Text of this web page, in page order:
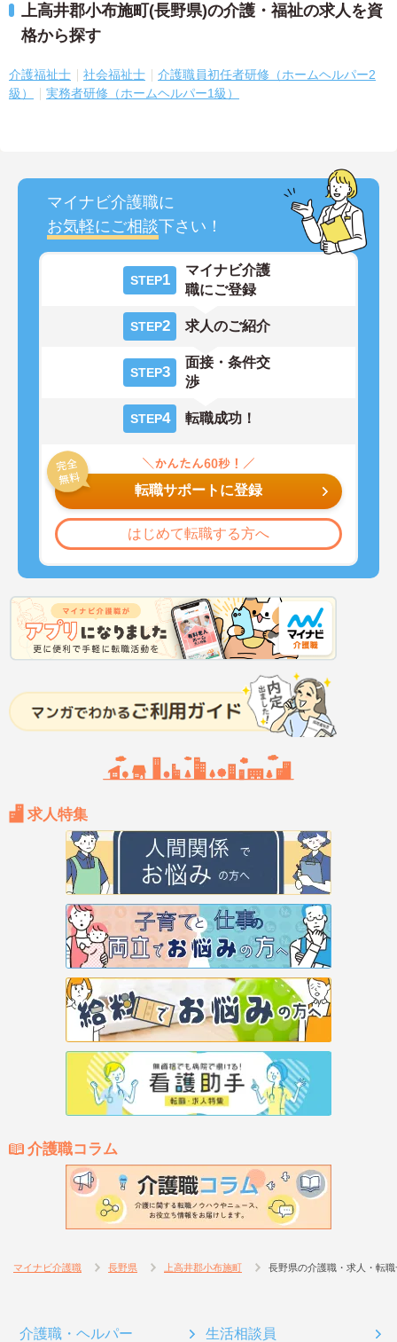
上高井郡小布施町(長野県)の介護・福祉の求人を資
格から探す
介護福祉士 社会福祉士
介護職員初任者研修（ホームヘルパー2
級）
実務者研修（ホームヘルパー1級）
マイナビ介護職に
お気軽にご相談下さい！
STEP1
マイナビ介護
職にご登録
STEP2 求人のご紹介
STEP3
面接・条件交
渉
STEP4 転職成功！
転職サポートに登録
はじめて転職する方へ
求人特集
介護職コラム
マイナビ介護職 長野県 上高井郡小布施町 長野県の介護職・求人・転職
介護職・ヘルパー 生活相談員